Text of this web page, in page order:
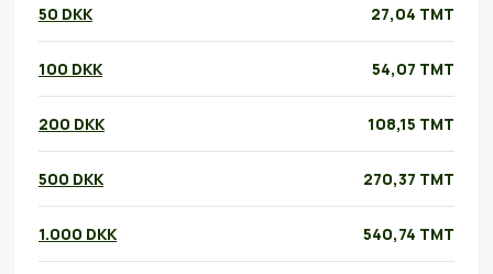
50 DKK 27,04 TMT
100 DKK 54,07 TMT
200 DKK 108,15 TMT
500 DKK 270,37 TMT
1.000 DKK 540,74 TMT